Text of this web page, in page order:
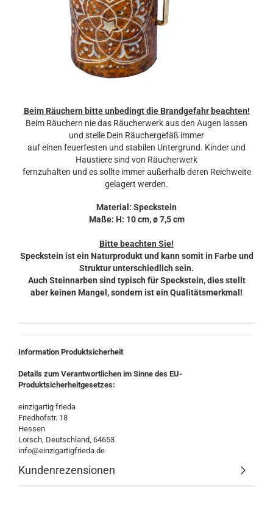
Beim Räuchern bitte unbedingt die Brandgefahr beachten!
Beim Räuchern nie das Räucherwerk aus den Augen lassen
und stelle Dein Räuchergefäß immer
auf einen feuerfesten und stabilen Untergrund. Kinder und
Haustiere sind von Räucherwerk
fernzuhalten und es sollte immer außerhalb deren Reichweite
gelagert werden.
Material: Speckstein
Maße: H: 10 cm, ø 7,5 cm
Bitte beachten Sie!
Speckstein ist ein Naturprodukt und kann somit in Farbe und
Struktur unterschiedlich sein.
Auch Steinnarben sind typisch für Speckstein, dies stellt
aber keinen Mangel, sondern ist ein Qualitätsmerkmal!
Information Produktsicherheit
Details zum Verantwortlichen im Sinne des EU-
Produktsicherheitgesetzes:
einzigartig frieda
Friedhofstr. 18
Hessen
Lorsch, Deutschland, 64653
info@einzigartigfrieda.de
Kundenrezensionen